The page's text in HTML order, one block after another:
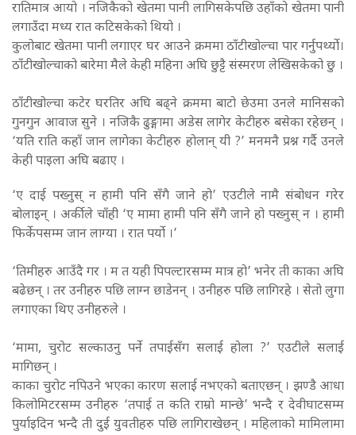
रातिमात्र आयो । नजिकैको खेतमा पानी लागिसकेपछि उहाँको खेतमा पानी
लगाउँदा मध्य रात कटिसकेको थियो ।
कुलोबाट खेतमा पानी लगाएर घर आउने क्रममा ठाँटीखोल्चा पार गर्नुपर्थ्यो।
ठाँटीखोल्चाको बारेमा मैले केही महिना अघि छुट्टै संस्मरण लेखिसकेको छु ।
ठाँटीखोल्चा कटेर घरतिर अघि बढ्ने क्रममा बाटो छेउमा उनले मानिसको
गुनगुन आवाज सुने । नजिकै ढुङ्गामा अडेस लागेर केटीहरु बसेका रहेछन् ।
‘यति राति कहाँ जान लागेका केटीहरु होलान् यी ?’ मनमनै प्रश्न गर्दै उनले
केही पाइला अघि बढाए ।
‘ए दाई पख्नुस् न हामी पनि सँगै जाने हो’ एउटीले नामै संबोधन गरेर
बोलाइन् । अर्कीले चाँही ‘ए मामा हामी पनि सँगै जाने हो पख्नुस् न । हामी
फिर्केपसम्म जान लाग्या । रात पर्यो ।’
‘तिमीहरु आउँदै गर । म त यही पिपल्टारसम्म मात्र हो’ भनेर ती काका अघि
बढेछन् । तर उनीहरु पछि लाग्न छाडेनन् । उनीहरु पछि लागिरहे । सेतो लुगा
लगाएका थिए उनीहरुले ।
‘मामा, चुरोट सल्काउनु पर्ने तपाईसँग सलाई होला ?’ एउटीले सलाई
मागिछन् ।
काका चुरोट नपिउने भएका कारण सलाई नभएको बताएछन् । झण्डै आधा
किलोमिटरसम्म उनीहरु ‘तपाई त कति राम्रो मान्छे’ भन्दै र देवीघाटसम्म
पुर्याइदिन भन्दै ती दुई युवतीहरु पछि लागिराखेछन् । महिलाको मामिलामा